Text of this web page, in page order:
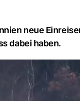
neue
dabei haben.